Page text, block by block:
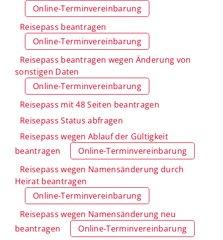
Online-Terminvereinbarung
Reisepass beantragen
Online-Terminvereinbarung
Reisepass beantragen wegen Änderung von
sonstigen Daten
Online-Terminvereinbarung
Reisepass mit 48 Seiten beantragen
Reisepass Status abfragen
Reisepass wegen Ablauf der Gültigkeit
beantragen
Online-Terminvereinbarung
Reisepass wegen Namensänderung durch
Heirat beantragen
Online-Terminvereinbarung
Reisepass wegen Namensänderung neu
beantragen
Online-Terminvereinbarung